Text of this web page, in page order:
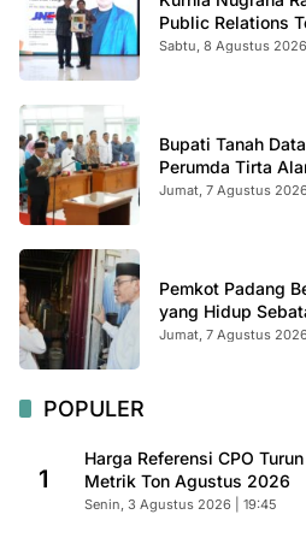
Public Relations
Sabtu, 8 Agustus
Bupati Tanah
Perumda Tirta
Jumat, 7 Agustus
Pemkot Padang
yang Hidup
Jumat, 7 Agustus
POPULER
1
Harga Referensi CPO
Metrik Ton Agustus 2026
Senin, 3 Agustus 2026 | 19:45